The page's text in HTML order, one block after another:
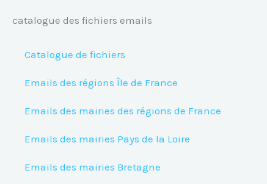
catalogue des fichiers emails
Catalogue de fichiers
Emails des régions Île de France
Emails des mairies des régions de France
Emails des mairies Pays de la Loire
Emails des mairies Bretagne